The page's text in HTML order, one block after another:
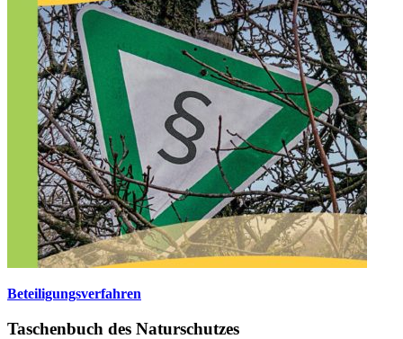
Beteiligungsverfahren
Taschenbuch des Naturschutzes